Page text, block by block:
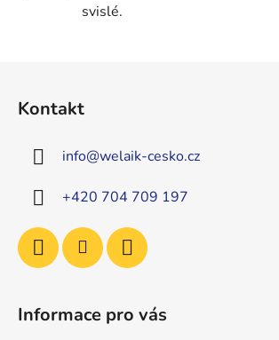
svislé.
Kontakt
info@welaik-cesko.cz
+420 704 709 197
Informace pro vás